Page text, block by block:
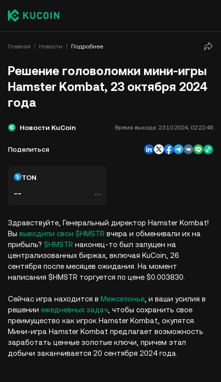
Главная Новости Подробнее
Решение головоломки мини-игры
Hamster Kombat, 23 октября 2024
года
Новости KuCoin Время выхода: 23.10.2024, 02:22:46
Поделиться
TON
-- --
Здравствуйте, Генеральный директор Hamster Kombat!
Вы выводили свои $HMSTR вчера и обменивали их на
прибыль? $HMSTR наконец-то был запущен на
централизованных биржах, включая KuCoin, 26
сентября после месяцев ожидания. На момент
написания $HMSTR торгуется по цене $0.003830.
Сейчас игра находится в Межсезонье , и ваши усилия в
решении ежедневных задач , чтобы сохранить свое
преимущество как игрок Hamster Kombat, окупятся.
Мини-игра Hamster Kombat предлагает возможность
заработать ценные золотые ключи, причем этап
добычи заканчивается 20 сентября 2024 года.